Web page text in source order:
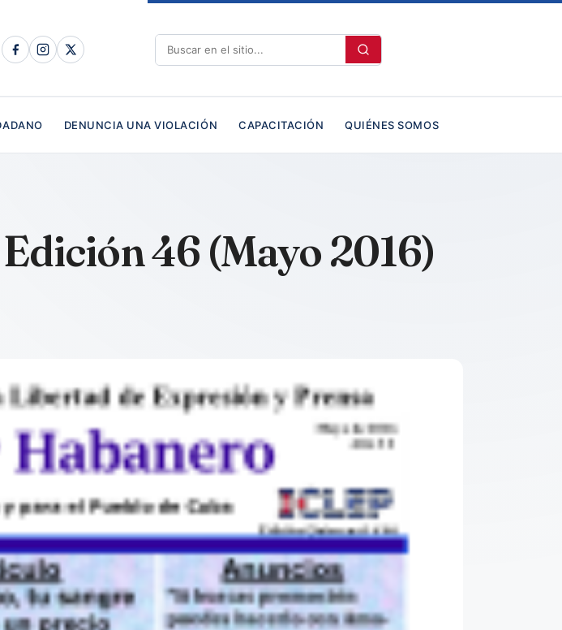
DENUNCIA UNA VIOLACIÓN CAPACITACIÓN QUIÉNES SOMOS
46 (Mayo 2016)